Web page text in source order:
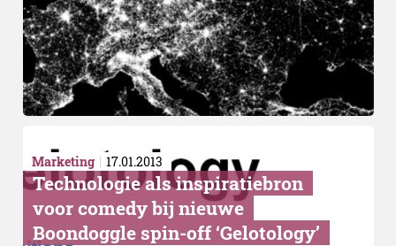
Marketing 17.01.2013
Technologie als inspiratiebron
voor comedy bij nieuwe
Boondoggle spin-off ‘Gelotology’